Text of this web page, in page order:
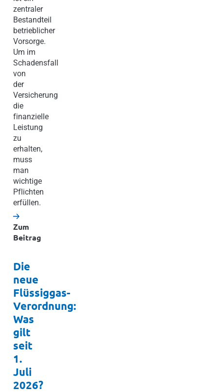
zentraler
Bestandteil
betrieblicher
Vorsorge.
Um im
Schadensfall
von
der
Versicherung
die
finanzielle
Leistung
zu
erhalten,
muss
man
wichtige
Pflichten
erfüllen.
Zum
Beitrag
Die
neue
Flüssiggas-
Verordnung:
Was
gilt
seit
1.
Juli
2026?